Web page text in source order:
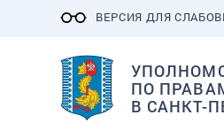
ВЕРСИЯ ДЛЯ
ПО
В САНКТ-